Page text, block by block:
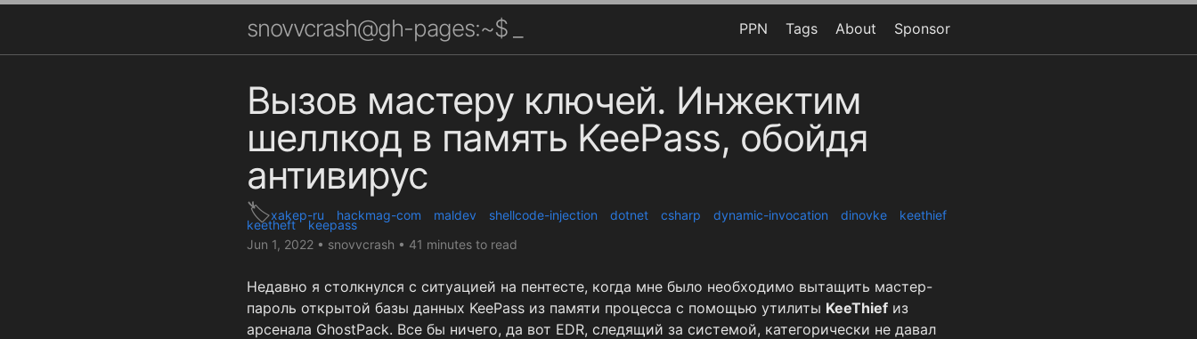
snovvcrash@gh-pages:~$ _ PPN Tags About Sponsor
Вызов мастеру ключей. Инжектим
шеллкод в память KeePass, обойдя
антивирус
xakep-ru hackmag-com maldev shellcode-injection dotnet csharp dynamic-invocation dinovke keethief
keetheft
keepass
Jun 1, 2022 • snovvcrash • 41 minutes to read
Недавно я столкнулся с ситуацией на пентесте, когда мне было необходимо вытащить мастер-
пароль открытой базы данных KeePass из памяти процесса с помощью утилиты KeeThief из
арсенала GhostPack. Все бы ничего, да вот EDR, следящий за системой, категорически не давал